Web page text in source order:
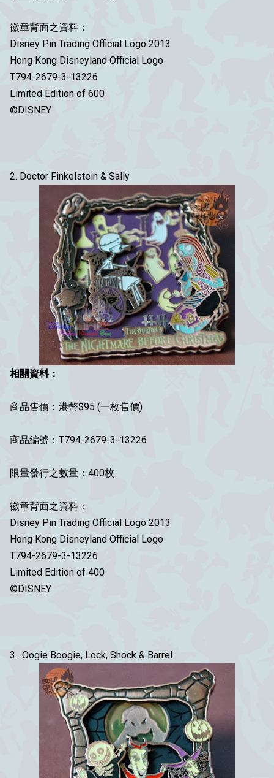
徽章背面之資料：
Disney Pin Trading Official Logo 2013
Hong Kong Disneyland Official Logo
T794-2679-3-13226
Limited Edition of 600
©DISNEY
2. Doctor Finkelstein & Sally
相關資料：
商品售價﹕港幣$95 (一枚售價)
商品編號：T794-2679-3-13226
限量發行之數量：400枚
徽章背面之資料：
Disney Pin Trading Official Logo 2013
Hong Kong Disneyland Official Logo
T794-2679-3-13226
Limited Edition of 400
©DISNEY
3. Oogie Boogie, Lock, Shock & Barrel